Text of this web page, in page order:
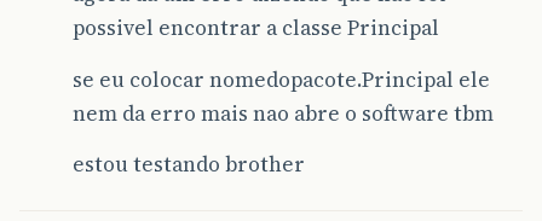
possivel encontrar a classe Principal
se eu colocar nomedopacote.Principal ele
nem da erro mais nao abre o software tbm
estou testando brother